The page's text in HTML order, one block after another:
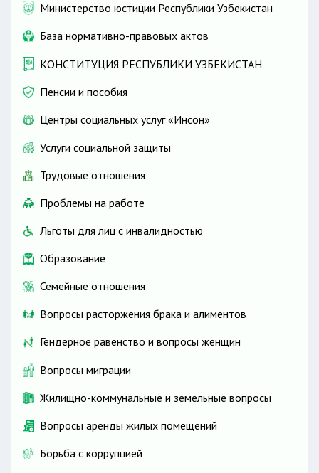
двух экземплярах
банками в обмене поврежденных банкнот
на национальную валюту или в замене
вида, размене и осуществлении
конверсионных операций.
Министерство юстиции Республики Узбекистан
База нормативно-правовых актов
КОНСТИТУЦИЯ РЕСПУБЛИКИ УЗБЕКИСТАН
Пенсии и пособия
Центры социальных услуг «Инсон»
Услуги социальной защиты
Трудовые отношения
Проблемы на работе
Льготы для лиц с инвалидностью
Образование
Семейные отношения
Вопросы расторжения брака и алиментов
Гендерное равенство и вопросы женщин
Вопросы миграции
Жилищно-коммунальные и земельные вопросы
Вопросы аренды жилых помещений
Борьба с коррупцией